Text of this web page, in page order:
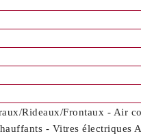
Rideaux/Frontaux - Air
- Vitres électriques